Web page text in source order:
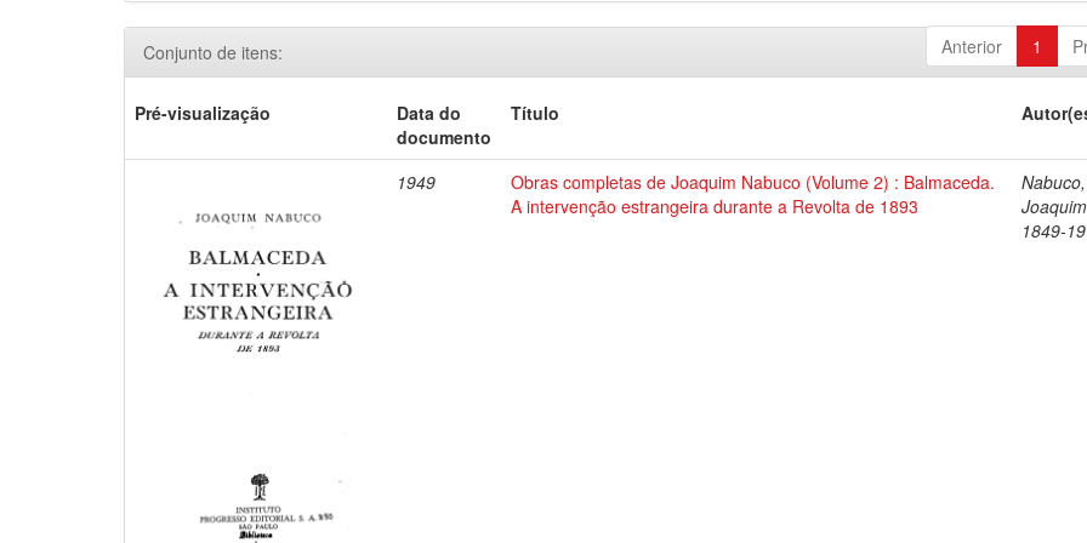
Anterior 1
Conjunto de itens:
Pré-visualização
Data do
documento
Título
1949
Obras completas de Joaquim Nabuco (Volume 2) : Balmaceda.
A intervenção estrangeira durante a Revolta de 1893
Nabuco,
1849-